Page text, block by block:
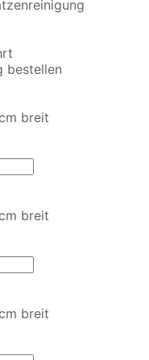
bestellen
breit
breit
breit